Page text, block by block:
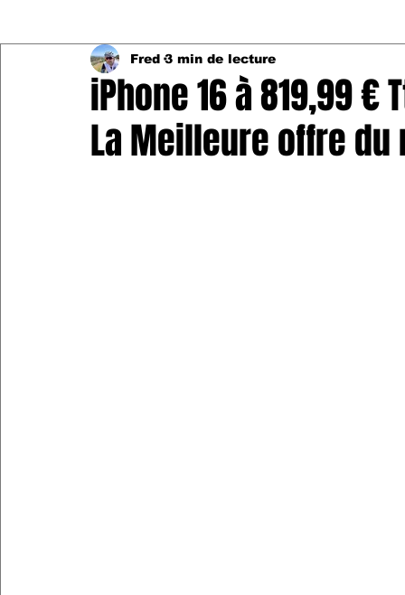
iPhone 16 à 819,99 €
La Meilleure offre du
Fred 3 min de lecture